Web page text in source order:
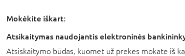
Mokėkite iškart:
Atsikaitymas naudojantis elektroninės
Atsiskaitymo būdas, kuomet už prekes mokate iš